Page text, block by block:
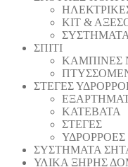
ΚΙΤ &
ΣΠΙΤΙ
ΚΑΜΠΙΝΕΣ
ΣΤΕΓΕΣ
ΚΑΤΕΒΑΤΑ
ΣΤΕΓΕΣ
ΥΔΡΟΡΡΟΕΣ
ΣΥΣΤΗΜΑΤΑ
ΥΛΙΚΑ ΞΗΡΗΣ